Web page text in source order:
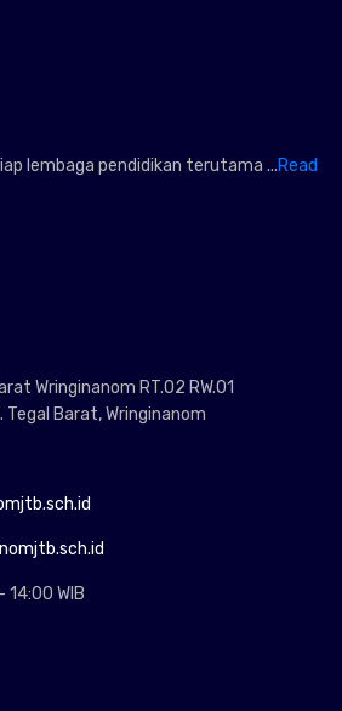
lembaga pendidikan terutama ...Read
Wringinanom RT.02 RW.01
Barat, Wringinanom
WIB